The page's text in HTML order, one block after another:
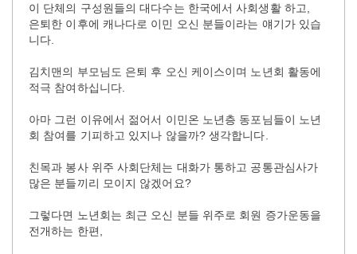
이 단체의 구성원들의 대다수는 한국에서 사회생활 하고,
은퇴한 이후에 캐나다로 이민 오신 분들이라는 얘기가 있습
니다.
김치맨의 부모님도 은퇴 후 오신 케이스이며 노년회 활동에
적극 참여하십니다.
아마 그런 이유에서 젊어서 이민온 노년층 동포님들이 노년
회 참여를 기피하고 있지나 않을까? 생각합니다.
친목과 봉사 위주 사회단체는 대화가 통하고 공통관심사가
많은 분들끼리 모이지 않겠어요?
그렇다면 노년회는 최근 오신 분들 위주로 회원 증가운동을
전개하는 한편,